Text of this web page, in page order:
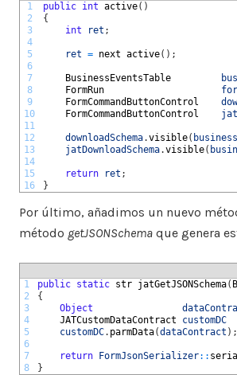
1
2
3
4
5
6
7
8
9
10
11
12
13
14
15
16
public int active( )
{
int
ret ;
ret = next active( ) ;
downloadSchema.visible(
jatDownloadSchema.visible(
return ret ;
}
Por último, añadimos un nuevo
método getJSONSchema que genera
1
2
3
4
5
6
7
8
public static str jatGetJSONSchema(
{
Object
JATCustomDataContract customDC
customDC. parmData(dataContract ) ;
return FormJsonSerializer::
}